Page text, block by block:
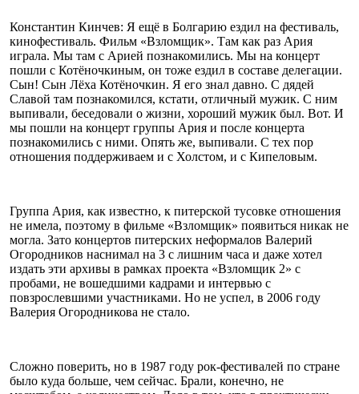
Константин Кинчев: Я ещё в Болгарию ездил на фестиваль,
кинофестиваль. Фильм «Взломщик». Там как раз Ария
играла. Мы там с Арией познакомились. Мы на концерт
пошли с Котёночкиным, он тоже ездил в составе делегации.
Сын! Сын Лёха Котёночкин. Я его знал давно. С дядей
Славой там познакомился, кстати, отличный мужик. С ним
выпивали, беседовали о жизни, хороший мужик был. Вот. И
мы пошли на концерт группы Ария и после концерта
познакомились с ними. Опять же, выпивали. С тех пор
отношения поддерживаем и с Холстом, и с Кипеловым.
Группа Ария, как известно, к питерской тусовке отношения
не имела, поэтому в фильме «Взломщик» появиться никак не
могла. Зато концертов питерских неформалов Валерий
Огородников наснимал на 3 с лишним часа и даже хотел
издать эти архивы в рамках проекта «Взломщик 2» с
пробами, не вошедшими кадрами и интервью с
повзрослевшими участниками. Но не успел, в 2006 году
Валерия Огородникова не стало.
Сложно поверить, но в 1987 году рок-фестивалей по стране
было куда больше, чем сейчас. Брали, конечно, не